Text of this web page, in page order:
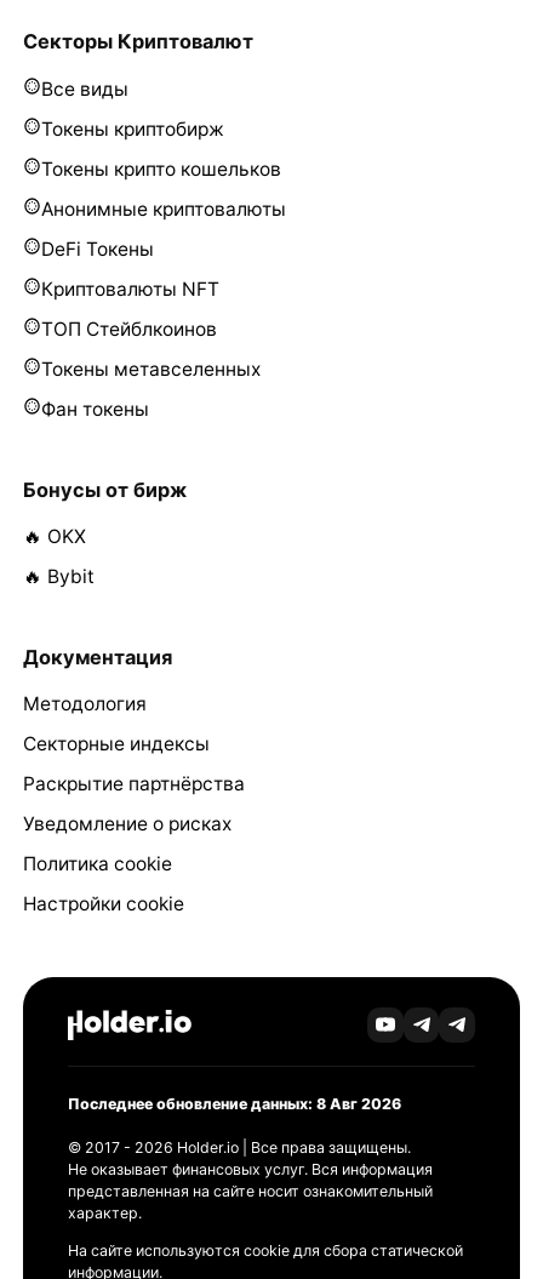
Секторы Криптовалют
Все виды
Токены криптобирж
Токены крипто кошельков
Анонимные криптовалюты
DeFi Токены
Криптовалюты NFT
ТОП Стейблкоинов
Токены метавселенных
Фан токены
Бонусы от бирж
🔥 OKX
🔥 Bybit
Документация
Методология
Секторные индексы
Раскрытие партнёрства
Уведомление о рисках
Политика cookie
Настройки cookie
Последнее обновление данных: 8 Авг 2026
© 2017 - 2026 Holder.io | Все права защищены.
Не оказывает финансовых услуг. Вся информация
представленная на сайте носит ознакомительный
характер.
На сайте используются cookie для сбора статической
информации.